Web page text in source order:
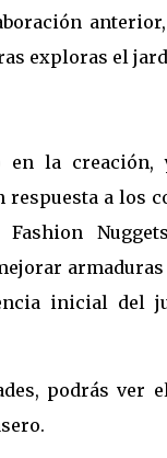
exploras el
la creación,
a los
inicial del
podrás ver